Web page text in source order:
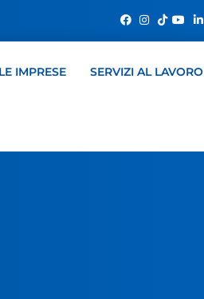
IMPRESE SERVIZI AL LAVORO